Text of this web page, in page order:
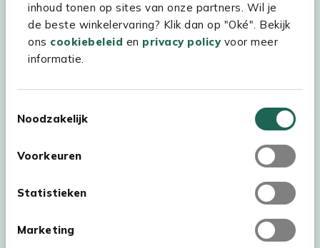
inhoud tonen op sites van onze partners. Wil je
de beste winkelervaring? Klik dan op "Oké". Bekijk
ons cookiebeleid en privacy policyvoor meer
informatie.
Noodzakelijk
Voorkeuren
Statistieken
Marketing
Experience Stores XXL